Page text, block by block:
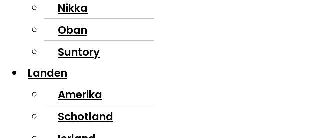
Nikka
Oban
Suntory
Landen
Amerika
Schotland